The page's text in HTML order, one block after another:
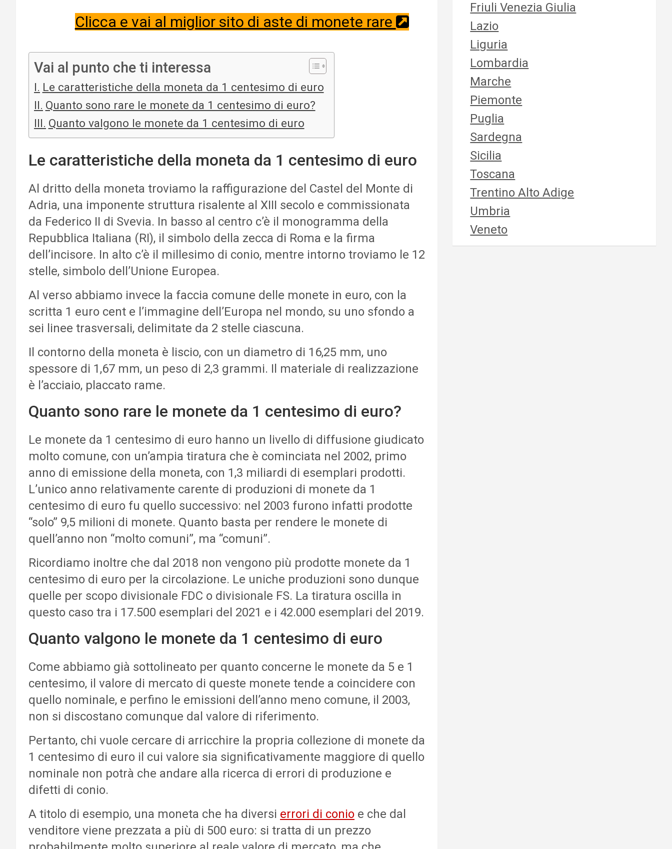
Clicca e vai al miglior sito di aste di monete rare
Vai al punto che ti interessa
Le caratteristiche della moneta da 1 centesimo di euro
Quanto sono rare le monete da 1 centesimo di euro?
Quanto valgono le monete da 1 centesimo di euro
Le caratteristiche della moneta da 1 centesimo di euro
Al dritto della moneta troviamo la raffigurazione del Castel del Monte di
Adria, una imponente struttura risalente al XIII secolo e commissionata
da Federico II di Svevia. In basso al centro c’è il monogramma della
Repubblica Italiana (RI), il simbolo della zecca di Roma e la firma
dell’incisore. In alto c’è il millesimo di conio, mentre intorno troviamo le 12
stelle, simbolo dell’Unione Europea.
Al verso abbiamo invece la faccia comune delle monete in euro, con la
scritta 1 euro cent e l’immagine dell’Europa nel mondo, su uno sfondo a
sei linee trasversali, delimitate da 2 stelle ciascuna.
Il contorno della moneta è liscio, con un diametro di 16,25 mm, uno
spessore di 1,67 mm, un peso di 2,3 grammi. Il materiale di realizzazione
è l’acciaio, placcato rame.
Quanto sono rare le monete da 1 centesimo di euro?
Le monete da 1 centesimo di euro hanno un livello di diffusione giudicato
molto comune, con un’ampia tiratura che è cominciata nel 2002, primo
anno di emissione della moneta, con 1,3 miliardi di esemplari prodotti.
L’unico anno relativamente carente di produzioni di monete da 1
centesimo di euro fu quello successivo: nel 2003 furono infatti prodotte
“solo” 9,5 milioni di monete. Quanto basta per rendere le monete di
quell’anno non “molto comuni”, ma “comuni”.
Ricordiamo inoltre che dal 2018 non vengono più prodotte monete da 1
centesimo di euro per la circolazione. Le uniche produzioni sono dunque
quelle per scopo divisionale FDC o divisionale FS. La tiratura oscilla in
questo caso tra i 17.500 esemplari del 2021 e i 42.000 esemplari del 2019.
Quanto valgono le monete da 1 centesimo di euro
Come abbiamo già sottolineato per quanto concerne le monete da 5 e 1
centesimo, il valore di mercato di queste monete tende a coincidere con
quello nominale, e perfino le emissioni dell’anno meno comune, il 2003,
non si discostano comunque dal valore di riferimento.
Pertanto, chi vuole cercare di arricchire la propria collezione di monete da
1 centesimo di euro il cui valore sia significativamente maggiore di quello
nominale non potrà che andare alla ricerca di errori di produzione e
difetti di conio.
A titolo di esempio, una moneta che ha diversi errori di conio e che dal
venditore viene prezzata a più di 500 euro: si tratta di un prezzo
Friuli Venezia Giulia
Lazio
Liguria
Lombardia
Marche
Piemonte
Puglia
Sardegna
Sicilia
Toscana
Trentino Alto Adige
Umbria
Veneto